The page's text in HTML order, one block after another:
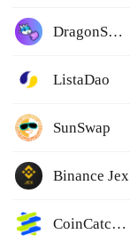
DragonSwap
ListaDao
SunSwap
Binance Jex
CoinCatch Derivatives